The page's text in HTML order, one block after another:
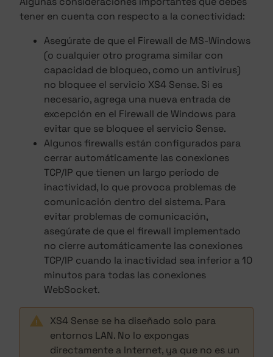
tener en cuenta con respecto a la conectividad:
Asegúrate de que el Firewall de MS-Windows
(o cualquier otro programa similar con
capacidad de bloqueo, como un antivirus)
no bloquee el servicio XS4 Sense. Si es
necesario, agrega una nueva entrada de
excepción en el Firewall de Windows para
evitar que se bloquee el servicio Sense.
Algunos firewalls están configurados para
cerrar automáticamente las conexiones
TCP/IP que tienen un largo período de
inactividad, lo que provoca problemas de
comunicación dentro del sistema. Para
evitar problemas de comunicación,
asegúrate de que el firewall implementado
no cierre automáticamente las conexiones
TCP/IP cuando la inactividad sea inferior a 10
minutos para todas las conexiones
WebSocket.
XS4 Sense se ha diseñado solo para
entornos LAN. No lo expongas
directamente a Internet, ya que no es un